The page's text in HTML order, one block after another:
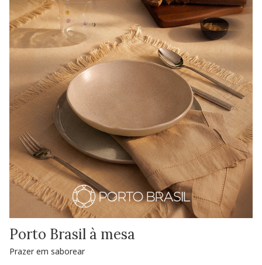
Porto Brasil à mesa
Prazer em saborear